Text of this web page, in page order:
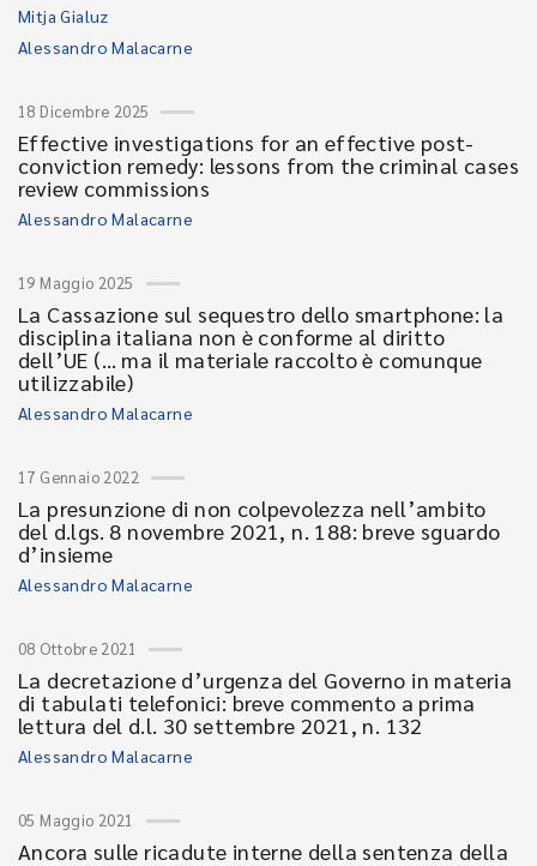
Mitja Gialuz
Alessandro Malacarne
18 Dicembre 2025
Effective investigations for an effective post-
conviction remedy: lessons from the criminal cases
review commissions
Alessandro Malacarne
19 Maggio 2025
La Cassazione sul sequestro dello smartphone: la
disciplina italiana non è conforme al diritto
dell’UE (… ma il materiale raccolto è comunque
utilizzabile)
Alessandro Malacarne
17 Gennaio 2022
La presunzione di non colpevolezza nell’ambito
del d.lgs. 8 novembre 2021, n. 188: breve sguardo
d’insieme
Alessandro Malacarne
08 Ottobre 2021
La decretazione d’urgenza del Governo in materia
di tabulati telefonici: breve commento a prima
lettura del d.l. 30 settembre 2021, n. 132
Alessandro Malacarne
05 Maggio 2021
Ancora sulle ricadute interne della sentenza della